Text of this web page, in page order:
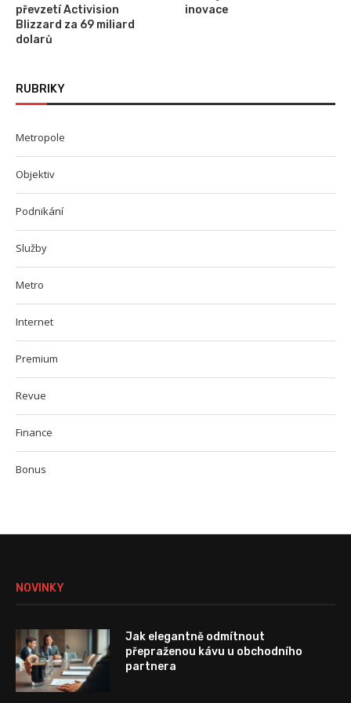
převzetí Activision
Blizzard za 69 miliard
dolarů
inovace
RUBRIKY
Metropole
Objektiv
Podnikání
Služby
Metro
Internet
Premium
Revue
Finance
Bonus
NOVINKY
Jak elegantně odmítnout
přepraženou kávu u obchodního
partnera